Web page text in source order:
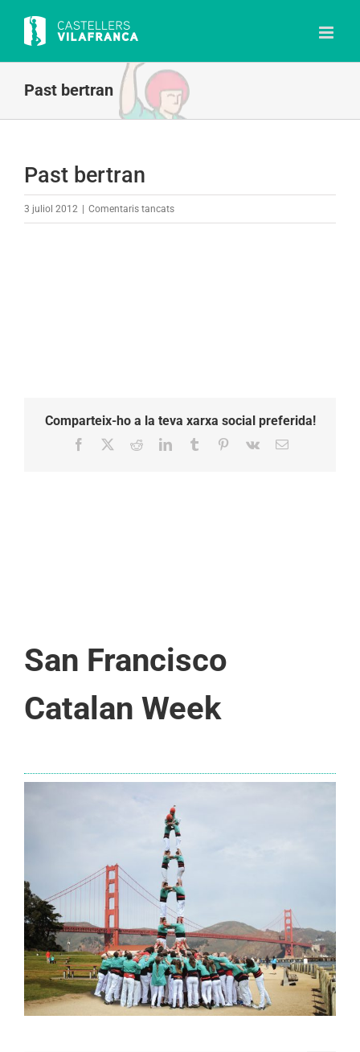
content
Past bertran
Past bertran
3 juliol 2012 Comentaris tancatsa
Comparteix-ho a la teva xarxa social preferida!
Facebook RedditLinkedInTumblr Pinterest
Vk Email:
San Francisco
Catalan Week